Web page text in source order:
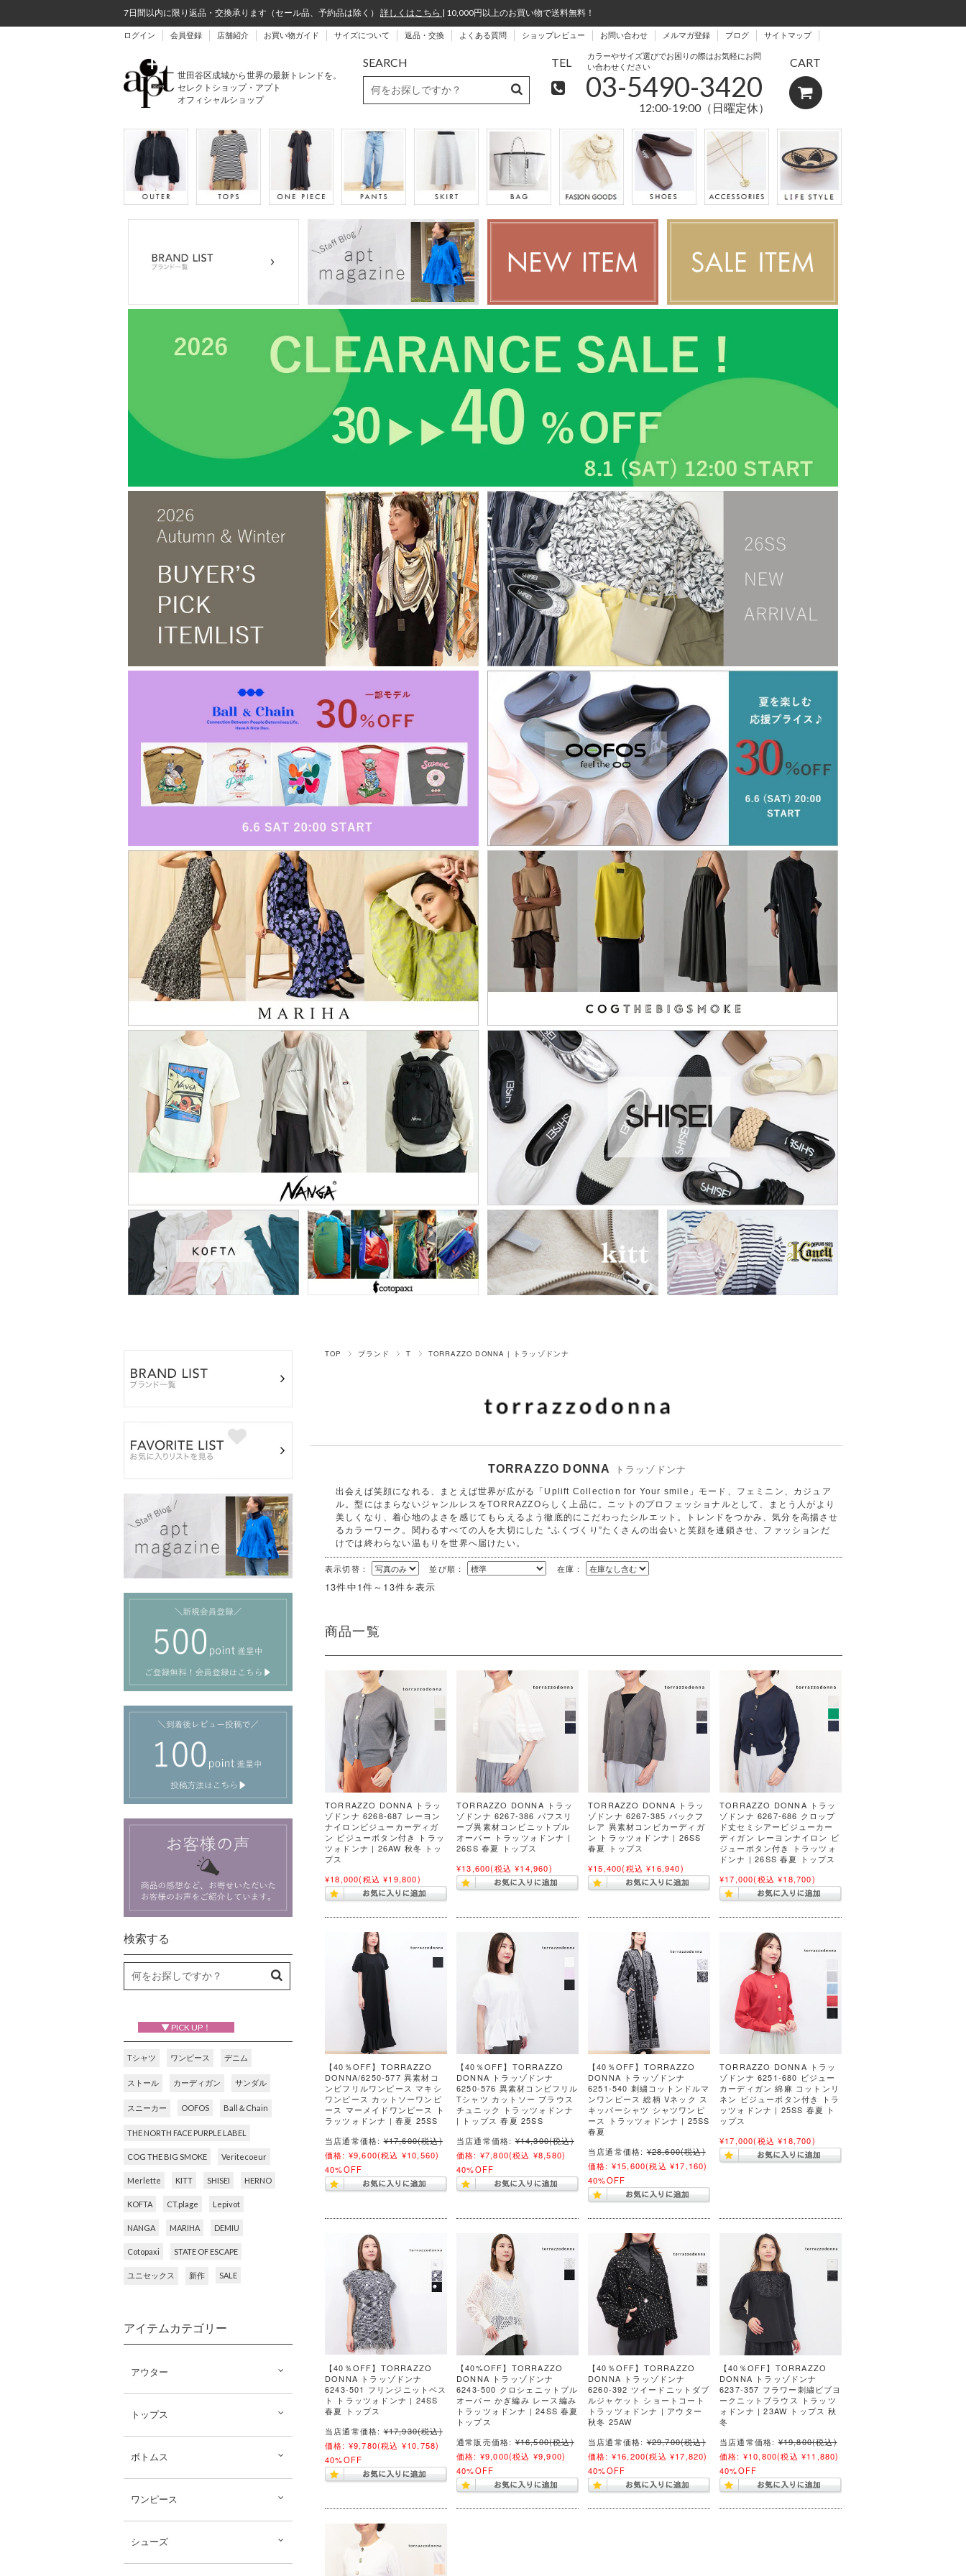
TOP ブランド T TORRAZZO DONNA | トラッゾドンナ
TORRAZZO DONNA トラッゾドンナ
出会えば笑顔になれる、まとえば世界が広がる「Uplift Collection for Your smile」モード、フェミニン、カジュア
ル。型にはまらないジャンルレスをTORRAZZOらしく上品に。ニットのプロフェッショナルとして、まとう人がより
美しくなり、着心地のよさを感じてもらえるよう徹底的にこだわったシルエット。トレンドをつかみ、気分を高揚させ
るカラーワーク。関わるすべての人を大切にした “ふくづくり”たくさんの出会いと笑顔を連鎖させ、ファッションだ
けでは終わらない温もりを世界へ届けたい。
表示切替： 並び順： 在庫：
13件中1件～13件を表示
商品一覧
TORRAZZO DONNA トラッ
ゾドンナ 6268-687 レーヨン
ナイロンビジューカーディガ
ン ビジューボタン付き トラッ
ツォドンナ | 26AW 秋冬 トッ
プス
¥18,000(税込 ¥19,800)
TORRAZZO DONNA トラッ
ゾドンナ 6267-386 パフスリ
ーブ異素材コンビニットプル
オーバー トラッツォドンナ |
26SS 春夏 トップス
¥13,600(税込 ¥14,960)
TORRAZZO DONNA トラッ
ゾドンナ 6267-385 バックフ
レア 異素材コンビカーディガ
ン トラッツォドンナ | 26SS
春夏 トップス
¥15,400(税込 ¥16,940)
TORRAZZO DONNA トラッ
ゾドンナ 6267-686 クロップ
ド丈セミシアービジューカー
ディガン レーヨンナイロン ビ
ジューボタン付き トラッツォ
ドンナ | 26SS 春夏 トップス
¥17,000(税込 ¥18,700)
【40％OFF】TORRAZZO
DONNA/6250-577 異素材コ
ンビフリルワンピース マキシ
ワンピース カットソーワンピ
ース マーメイドワンピース ト
ラッツォドンナ | 春夏 25SS
当店通常価格: ¥17,600(税込)
価格: ¥9,600(税込 ¥10,560)
40%OFF
【40％OFF】TORRAZZO
DONNA トラッゾドンナ
6250-576 異素材コンビフリル
Tシャツ カットソー ブラウス
チュニック トラッツォドンナ
| トップス 春夏 25SS
当店通常価格: ¥14,300(税込)
価格: ¥7,800(税込 ¥8,580)
40%OFF
【40％OFF】TORRAZZO
DONNA トラッゾドンナ
6251-540 刺繍コットンドルマ
ンワンピース 総柄 Vネック ス
キッパーシャツ シャツワンピ
ース トラッツォドンナ | 25SS
春夏
当店通常価格: ¥28,600(税込)
価格: ¥15,600(税込 ¥17,160)
40%OFF
TORRAZZO DONNA トラッ
ゾドンナ 6251-680 ビジュー
カーディガン 綿麻 コットンリ
ネン ビジューボタン付き トラ
ッツォドンナ | 25SS 春夏 ト
ップス
¥17,000(税込 ¥18,700)
【40％OFF】TORRAZZO
DONNA トラッゾドンナ
6243-501 フリンジニットベス
ト トラッツォドンナ | 24SS
春夏 トップス
当店通常価格: ¥17,930(税込)
価格: ¥9,780(税込 ¥10,758)
40%OFF
【40%OFF】TORRAZZO
DONNA トラッゾドンナ
6243-500 クロシェニットプル
オーバー かぎ編み レース編み
トラッツォドンナ | 24SS 春夏
トップス
通常販売価格: ¥16,500(税込)
価格: ¥9,000(税込 ¥9,900)
40%OFF
【40％OFF】TORRAZZO
DONNA トラッゾドンナ
6260-392 ツイードニットダブ
ルジャケット ショートコート
トラッツォドンナ | アウター
秋冬 25AW
当店通常価格: ¥29,700(税込)
価格: ¥16,200(税込 ¥17,820)
40%OFF
【40％OFF】TORRAZZO
DONNA トラッゾドンナ
6237-357 フラワー刺繍ビブヨ
ークニットブラウス トラッツ
ォドンナ | 23AW トップス 秋
冬
当店通常価格: ¥19,800(税込)
価格: ¥10,800(税込 ¥11,880)
40%OFF